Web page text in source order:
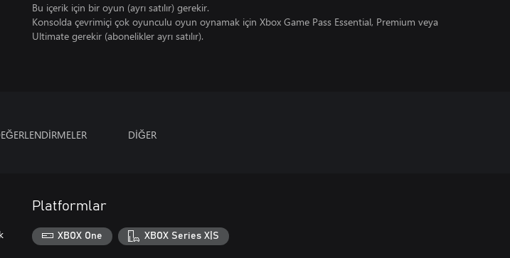
Bu içerik için bir oyun (ayrı satılır) gerekir.
Konsolda çevrimiçi çok oyunculu oyun oynamak için Xbox Game Pass Essential, Premium veya
Ultimate gerekir (abonelikler ayrı satılır).
DİĞER
Platformlar
XBOX One XBOX Series X|S